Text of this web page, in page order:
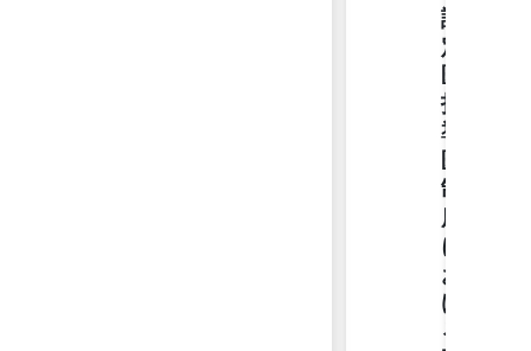
認
定
医・
指
導
医
制
度
に
お
け
る